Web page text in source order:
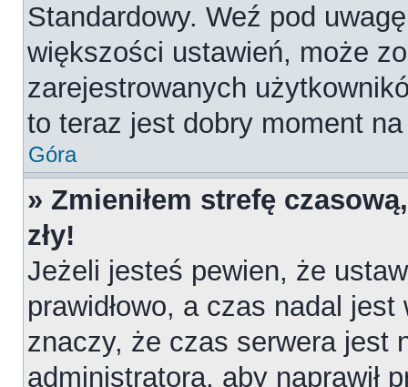
Standardowy. Weź pod
większości ustawień, może
zarejestrowanych
to teraz jest dobry moment
Góra
» Zmieniłem strefę
zły!
Jeżeli jesteś pewien, że
prawidłowo, a czas nadal
znaczy, że czas serwera jest
administratora, aby naprawił